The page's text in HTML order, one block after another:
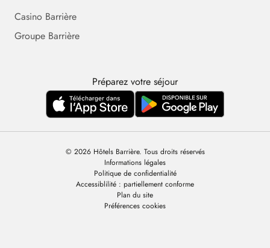
Casino Barrière
Groupe Barrière
Préparez votre séjour
© 2026 Hôtels Barrière. Tous droits réservés
Informations légales
Politique de confidentialité
Accessiblilité : partiellement conforme
Plan du site
Préférences cookies